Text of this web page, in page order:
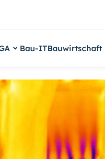
Bau-ITBauwirtschaft